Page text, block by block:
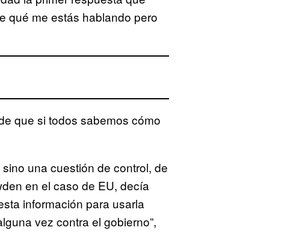
qué me estás hablando pero
que si todos sabemos cómo
una cuestión de control, de
en el caso de EU, decía
información para usarla
vez contra el gobierno”,